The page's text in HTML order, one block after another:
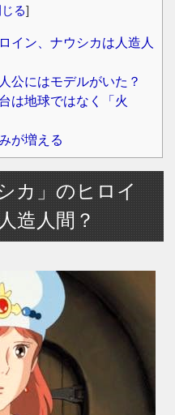
じる]
イン、ナウシカは人造人
公にはモデルがいた？
は地球ではなく「火
が増える
カ」のヒロイ
造人間？